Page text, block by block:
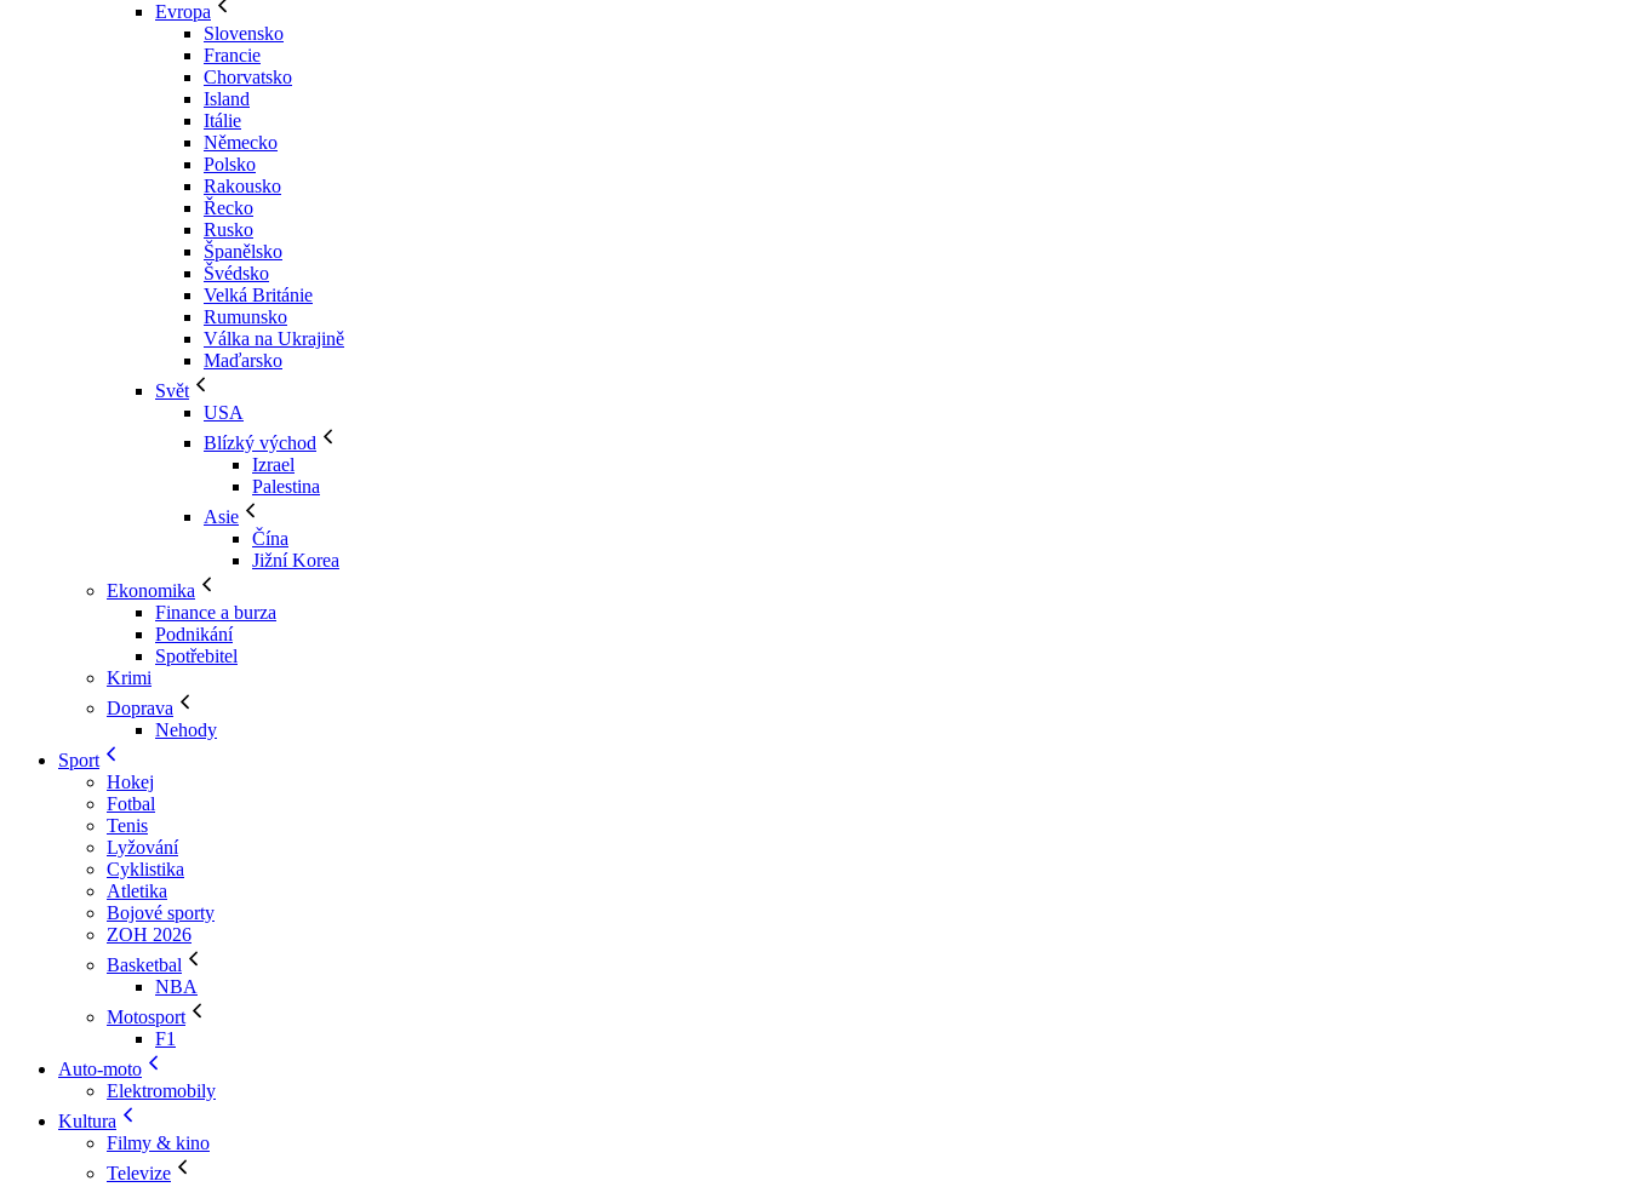
Evropa
Slovensko
Francie
Chorvatsko
Island
Itálie
Německo
Polsko
Rakousko
Řecko
Rusko
Španělsko
Švédsko
Velká Británie
Rumunsko
Válka na Ukrajině
Maďarsko
Svět
USA
Blízký východ
Izrael
Palestina
Asie
Čína
Jižní Korea
Ekonomika
Finance a burza
Podnikání
Spotřebitel
Krimi
Doprava
Nehody
Sport
Hokej
Fotbal
Tenis
Lyžování
Cyklistika
Atletika
Bojové sporty
ZOH 2026
Basketbal
NBA
Motosport
F1
Auto-moto
Elektromobily
Kultura
Filmy & kino
Televize